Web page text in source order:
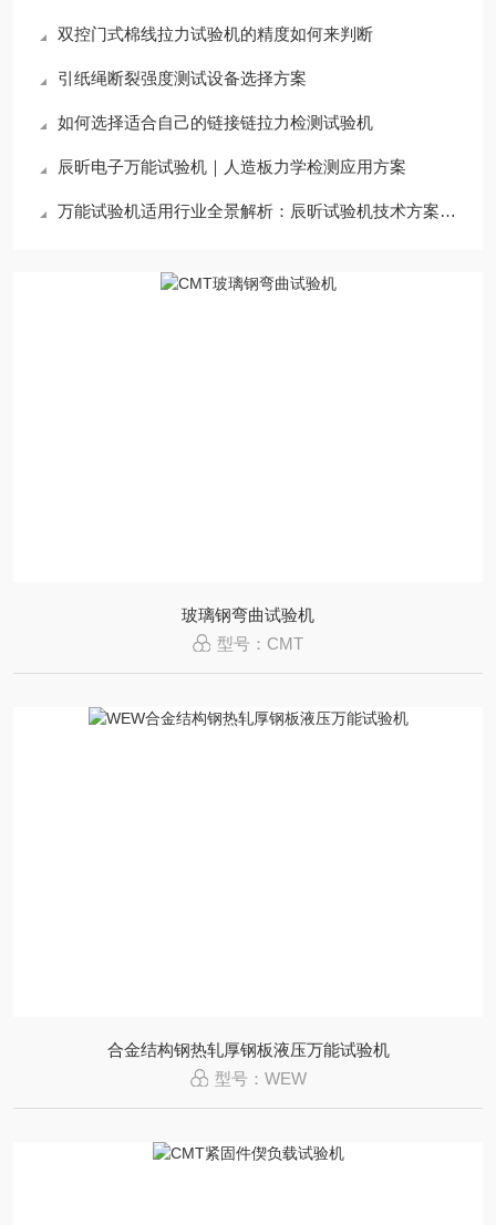
双控门式棉线拉力试验机的精度如何来判断
引纸绳断裂强度测试设备选择方案
如何选择适合自己的链接链拉力检测试验机
辰昕电子万能试验机｜人造板力学检测应用方案
万能试验机适用行业全景解析：辰昕试验机技术方案适配领域深度指南
玻璃钢弯曲试验机
型号：CMT
合金结构钢热轧厚钢板液压万能试验机
型号：WEW